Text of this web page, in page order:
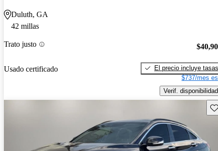
Duluth, GA
42 millas
Trato justo
Usado certificado
El precio incluye tasas
$737/mes
Verif. disponibilidad